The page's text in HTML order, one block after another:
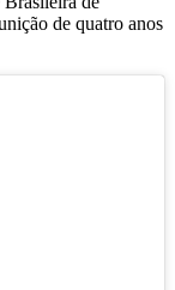
de quatro anos